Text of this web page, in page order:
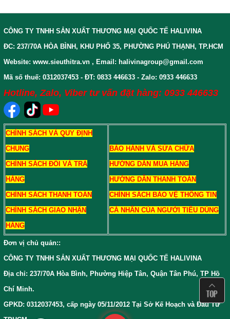
CÔNG TY TNHH SẢN XUẤT THƯƠNG MẠI QUỐC TẾ HALIVINA
ĐC: 237/70A HÒA BÌNH, KHU PHỐ 35, PHƯỜNG PHÚ THẠNH, TP.HCM
Website: www.sieuthitra.vn , Email: halivinagroup@gmail.com
Mã số thuế: 0312037453 - ĐT: 0833 446633 - Zalo: 0933 446633
Hotline, Zalo, Viber tư vấn đặt hàng: 0933 446633
CHÍNH SÁCH VÀ QUY ĐỊNH
CHUNG
CHÍNH SÁCH ĐỔI VÀ TRẢ
HÀNG
CHÍNH SÁCH THANH TOÁN
CHÍNH SÁCH GIAO NHẬN
HÀNG
BẢO HÀNH VÀ SỬA CHỮA
HƯỚNG DẪN MUA HÀNG
HƯỚNG DẪN THANH TOÁN
CHÍNH SÁCH BẢO VỆ THÔNG TIN
CÁ NHÂN CỦA NGƯỜI TIÊU DÙNG
Đơn vị chủ quản::
CÔNG TY TNHH SẢN XUẤT THƯƠNG MẠI QUỐC TẾ HALIVINA
Địa chỉ: 237/70A Hòa Bình, Phường Hiệp Tân, Quận Tân Phú, TP Hồ
Chí Minh.
GPKD: 0312037453, cấp ngày 05/11/2012 Tại Sở Kế Hoạch và Đầu Tư